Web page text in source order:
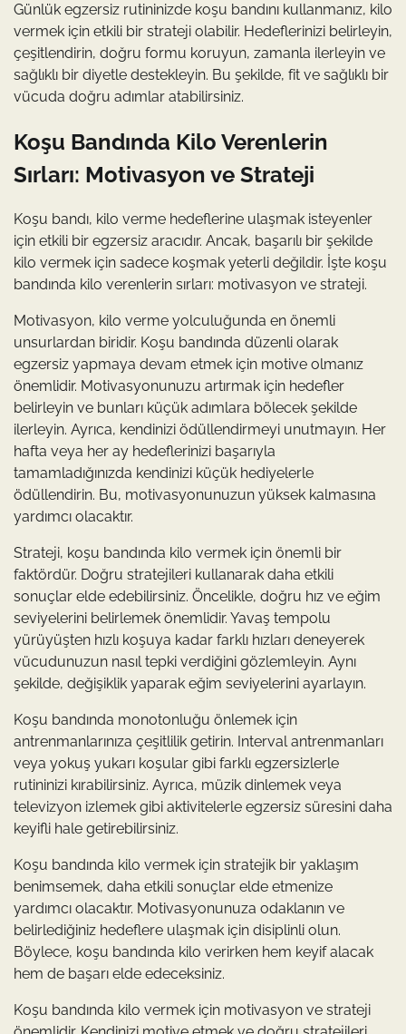
Günlük egzersiz rutininizde koşu bandını kullanmanız, kilo
vermek için etkili bir strateji olabilir. Hedeflerinizi belirleyin,
çeşitlendirin, doğru formu koruyun, zamanla ilerleyin ve
sağlıklı bir diyetle destekleyin. Bu şekilde, fit ve sağlıklı bir
vücuda doğru adımlar atabilirsiniz.
Koşu Bandında Kilo Verenlerin
Sırları: Motivasyon ve Strateji
Koşu bandı, kilo verme hedeflerine ulaşmak isteyenler
için etkili bir egzersiz aracıdır. Ancak, başarılı bir şekilde
kilo vermek için sadece koşmak yeterli değildir. İşte koşu
bandında kilo verenlerin sırları: motivasyon ve strateji.
Motivasyon, kilo verme yolculuğunda en önemli
unsurlardan biridir. Koşu bandında düzenli olarak
egzersiz yapmaya devam etmek için motive olmanız
önemlidir. Motivasyonunuzu artırmak için hedefler
belirleyin ve bunları küçük adımlara bölecek şekilde
ilerleyin. Ayrıca, kendinizi ödüllendirmeyi unutmayın. Her
hafta veya her ay hedeflerinizi başarıyla
tamamladığınızda kendinizi küçük hediyelerle
ödüllendirin. Bu, motivasyonunuzun yüksek kalmasına
yardımcı olacaktır.
Strateji, koşu bandında kilo vermek için önemli bir
faktördür. Doğru stratejileri kullanarak daha etkili
sonuçlar elde edebilirsiniz. Öncelikle, doğru hız ve eğim
seviyelerini belirlemek önemlidir. Yavaş tempolu
yürüyüşten hızlı koşuya kadar farklı hızları deneyerek
vücudunuzun nasıl tepki verdiğini gözlemleyin. Aynı
şekilde, değişiklik yaparak eğim seviyelerini ayarlayın.
Koşu bandında monotonluğu önlemek için
antrenmanlarınıza çeşitlilik getirin. Interval antrenmanları
veya yokuş yukarı koşular gibi farklı egzersizlerle
rutininizi kırabilirsiniz. Ayrıca, müzik dinlemek veya
televizyon izlemek gibi aktivitelerle egzersiz süresini daha
keyifli hale getirebilirsiniz.
Koşu bandında kilo vermek için stratejik bir yaklaşım
benimsemek, daha etkili sonuçlar elde etmenize
yardımcı olacaktır. Motivasyonunuza odaklanın ve
belirlediğiniz hedeflere ulaşmak için disiplinli olun.
Böylece, koşu bandında kilo verirken hem keyif alacak
hem de başarı elde edeceksiniz.
Koşu bandında kilo vermek için motivasyon ve strateji